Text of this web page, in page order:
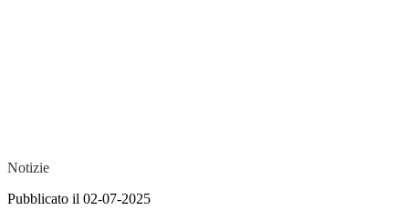
Notizie
Pubblicato il 02-07-2025